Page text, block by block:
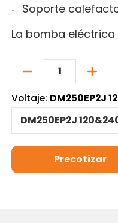
Soporte
La bomba
Voltaje: DM250EP2J